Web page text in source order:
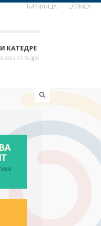
ЋИРИЛИЦА LATINICA
КАТЕДРЕ
Катедре